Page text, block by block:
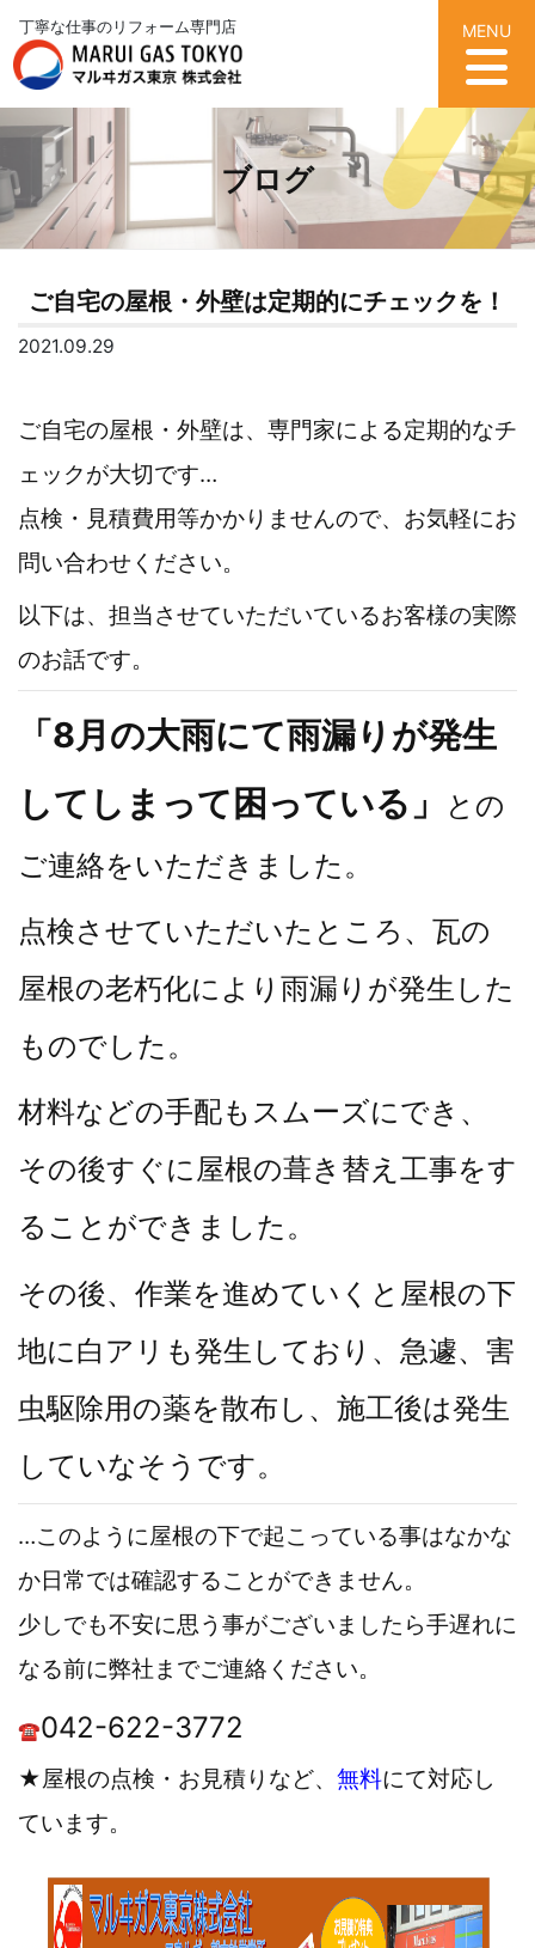
丁寧な仕事のリフォーム専門店 MENU
ブログ
ご自宅の屋根・外壁は定期的にチェックを！
2021.09.29
ご自宅の屋根・外壁は、専門家による定期的なチ
ェックが大切です…
点検・見積費用等かかりませんので、お気軽にお
問い合わせください。
以下は、担当させていただいているお客様の実際
のお話です。
「8月の大雨にて雨漏りが発生
してしまって困っている」
との
ご連絡をいただきました。
点検させていただいたところ、瓦の
屋根の老朽化により雨漏りが発生した
ものでした。
材料などの手配もスムーズにでき、
その後すぐに屋根の葺き替え工事をす
ることができました。
その後、作業を進めていくと屋根の下
地に白アリも発生しており、急遽、害
虫駆除用の薬を散布し、 施工後は発生
していなそうです。
…このように屋根の下で起こっている事はなかな
か日常では確認することができません。
少しでも不安に思う事がございましたら手遅れに
なる前に弊社までご連絡ください。
☎042-622-3772
★屋根の点検・お見積りなど、 無料にて対応し
ています。